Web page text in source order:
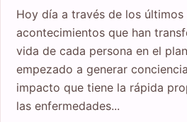
Hoy día a través de los últimos
acontecimientos que han
vida de cada persona en el
empezado a generar
impacto que tiene la rápida
las enfermedades...